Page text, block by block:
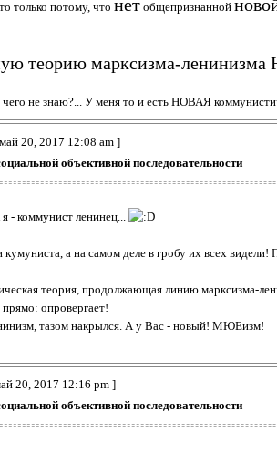
только потому, что нет общепризнанной
теорию марксизма-ленинизма
не знаю?... У меня то и есть НОВАЯ
20, 2017 12:08 am ]
объективной последовательности
- коммунист ленинец...
а на самом деле в гробу их всех
теория, продолжающая линию марксизма-
опровергает!
тазом накрылся. А у Вас - новый! МЮЕизм!
20, 2017 12:16 pm ]
объективной последовательности